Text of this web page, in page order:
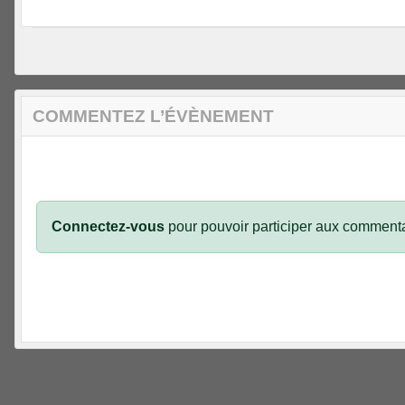
COMMENTEZ L’ÉVÈNEMENT
Connectez-vous pour pouvoir participer aux